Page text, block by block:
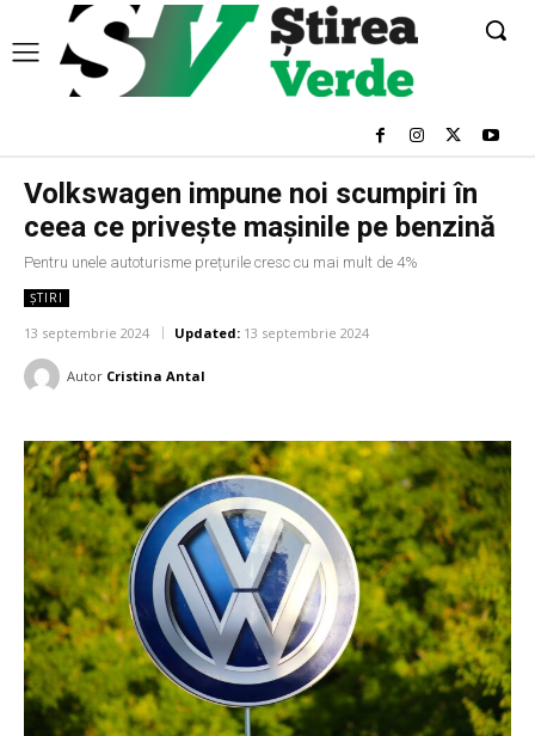
Volkswagen impune noi scumpiri în
ceea ce privește mașinile pe benzină
Pentru unele autoturisme prețurile cresc cu mai mult de 4%
ȘTIRI
13 septembrie 2024 Updated: 13 septembrie 2024
Autor Cristina Antal